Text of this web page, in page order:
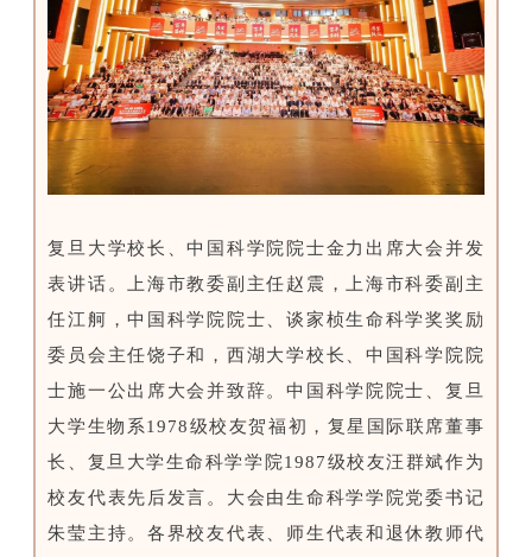
复旦大学校长、中国科学院院士金力出席大会并发
表讲话。上海市教委副主任赵震，上海市科委副主
任江舸，中国科学院院士、谈家桢生命科学奖奖励
委员会主任饶子和，西湖大学校长、中国科学院院
士施一公出席大会并致辞。中国科学院院士、复旦
大学生物系1978级校友贺福初，复星国际联席董事
长、复旦大学生命科学学院1987级校友汪群斌作为
校友代表先后发言。 大会由生命科学学院党委书记
朱莹主持。各界校友代表、师生代表和退休教师代